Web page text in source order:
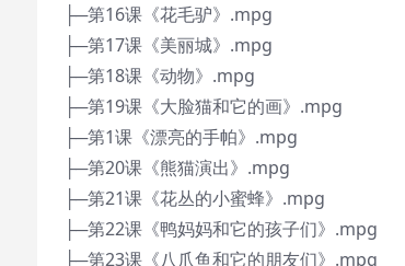
├─第16课《花毛驴》.mpg
├─第17课《美丽城》.mpg
├─第18课《动物》.mpg
├─第19课《大脸猫和它的画》.mpg
├─第1课《漂亮的手帕》.mpg
├─第20课《熊猫演出》.mpg
├─第21课《花丛的小蜜蜂》.mpg
├─第22课《鸭妈妈和它的孩子们》.mpg
├─第23课《八爪鱼和它的朋友们》.mpg